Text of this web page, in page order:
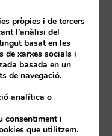
de la teva
de canals, la
en exclusiva per
al teu hotel d’un
pròpies i de tercers
l'anàlisi del
basat en les
de xarxes socials i
basada en un
de navegació.
analítica o
consentiment i
que utilitzem.